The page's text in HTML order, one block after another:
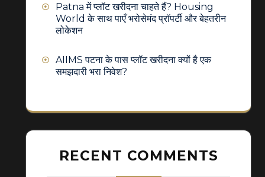
Patna में प्लॉट खरीदना चाहते हैं? Housing
World के साथ पाएँ भरोसेमंद प्रॉपर्टी और बेहतरीन
लोकेशन
AIIMS पटना के पास प्लॉट खरीदना क्यों है एक
समझदारी भरा निवेश?
RECENT COMMENTS